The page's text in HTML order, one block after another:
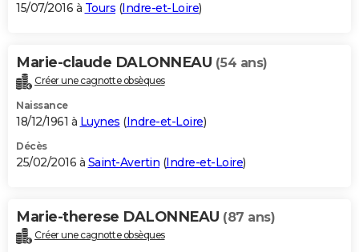
15/07/2016 à Tours (Indre-et-Loire)
Marie-claude DALONNEAU (54 ans)
Créer une cagnotte obsèques
Naissance
18/12/1961 à Luynes (Indre-et-Loire)
Décès
25/02/2016 à Saint-Avertin (Indre-et-Loire)
Marie-therese DALONNEAU (87 ans)
Créer une cagnotte obsèques